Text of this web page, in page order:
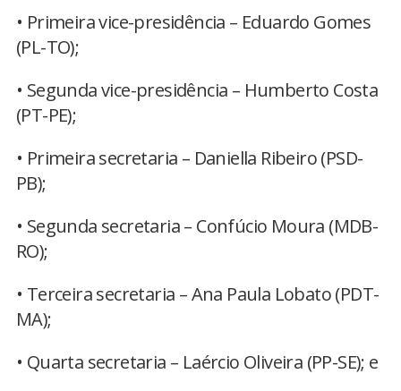
• Primeira vice-presidência – Eduardo Gomes
(PL-TO);
• Segunda vice-presidência – Humberto Costa
(PT-PE);
• Primeira secretaria – Daniella Ribeiro (PSD-
PB);
• Segunda secretaria – Confúcio Moura (MDB-
RO);
• Terceira secretaria – Ana Paula Lobato (PDT-
MA);
• Quarta secretaria – Laércio Oliveira (PP-SE); e